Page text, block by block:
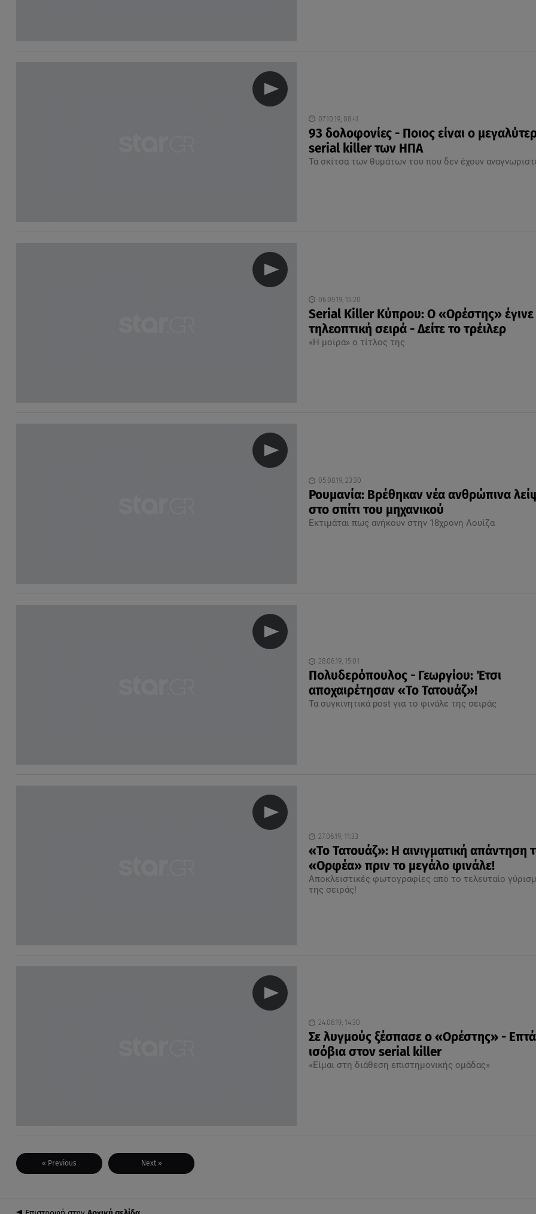
07.10.19, 08:41
93 δολοφονίες - Ποιος είναι ο
serial killer των ΗΠΑ
Τα σκίτσα των θυμάτων του που δεν έχουν
06.09.19, 15:20
Serial Killer Κύπρου: Ο «Ορέστης» έγινε
τηλεοπτική σειρά - Δείτε το τρέιλερ
«Η μοίρα» ο τίτλος της
05.08.19, 23:30
Ρουμανία: Βρέθηκαν νέα ανθρώπινα
στο σπίτι του μηχανικού
Εκτιμάται πως ανήκουν στην 18χρονη Λουίζα
28.06.19, 15:01
Πολυδερόπουλος - Γεωργίου: Έτσι
αποχαιρέτησαν «Το Τατουάζ»!
Τα συγκινητικά post για το φινάλε της σειράς
27.06.19, 11:33
«Το Τατουάζ»: Η αινιγματική απάντηση
«Ορφέα» πριν το μεγάλο φινάλε!
Αποκλειστικές φωτογραφίες από το τελευταίο
της σειράς!
24.06.19, 14:30
Σε λυγμούς ξέσπασε ο «Ορέστης» -
ισόβια στον serial killer
«Είμαι στη διάθεση επιστημονικής ομάδας»
« Previous Next »